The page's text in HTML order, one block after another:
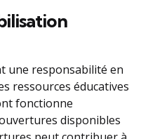
une responsabilité en
ressources éducatives
fonctionne
disponibles